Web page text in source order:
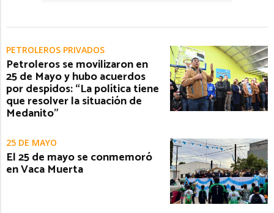
PETROLEROS PRIVADOS
Petroleros se movilizaron en
25 de Mayo y hubo acuerdos
por despidos: “La política tiene
que resolver la situación de
Medanito”
25 DE MAYO
El 25 de mayo se conmemoró
en Vaca Muerta